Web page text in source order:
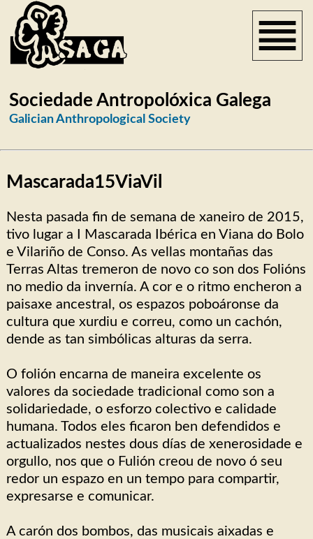
Sociedade Antropolóxica Galega
Galician Anthropological Society
Mascarada15ViaVil
Nesta pasada fin de semana de xaneiro de 2015,
tivo lugar a I Mascarada Ibérica en Viana do Bolo
e Vilariño de Conso. As vellas montañas das
Terras Altas tremeron de novo co son dos Folións
no medio da invernía. A cor e o ritmo encheron a
paisaxe ancestral, os espazos poboáronse da
cultura que xurdiu e correu, como un cachón,
dende as tan simbólicas alturas da serra.
O folión encarna de maneira excelente os
valores da sociedade tradicional como son a
solidariedade, o esforzo colectivo e calidade
humana. Todos eles ficaron ben defendidos e
actualizados nestes dous días de xenerosidade e
orgullo, nos que o Fulión creou de novo ó seu
redor un espazo en un tempo para compartir,
expresarse e comunicar.
A carón dos bombos, das musicais aixadas e